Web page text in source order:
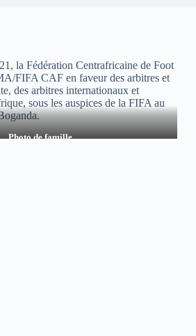
la Fédération Centrafricaine de Foot
FIFA CAF en faveur des arbitres et
des arbitres internationaux et
sous les auspices de la FIFA au
Photo de famille